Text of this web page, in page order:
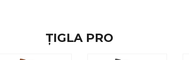
ȚIGLA PRO